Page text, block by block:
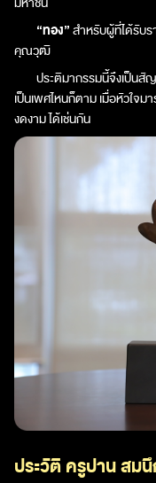
“ทอง”สำหรับผู้ที่ได้รับ
คุณวุฒิ
ประติมากรรมนี้จึงเป็นสั
เป็นเพศไหนก็ตาม เมื่อหัวใจ
งดงาม ได้เช่นกัน
ประวัติ ครูปาน สม